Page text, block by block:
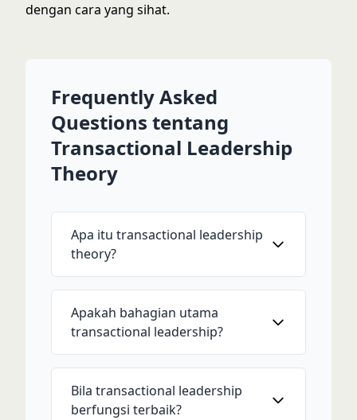
dengan cara yang sihat.
Frequently Asked
Questions tentang
Transactional Leadership
Theory
Apa itu transactional leadership
theory?
Apakah bahagian utama
transactional leadership?
Bila transactional leadership
berfungsi terbaik?